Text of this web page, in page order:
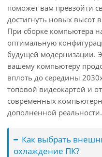
поможет вам превзойти
достигнуть новых высот
При сборке компьютера
оптимальную
будущей модернизации.
вашему компьютеру
вплоть до середины
топовой видеокартой и
современных
дополненной реальности.
Как выбрать
охлаждение ПК?